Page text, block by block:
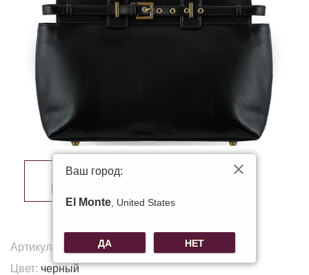
Артикул:
Цвет: черный
Ваш город:
El Monte , United States
ДА НЕТ